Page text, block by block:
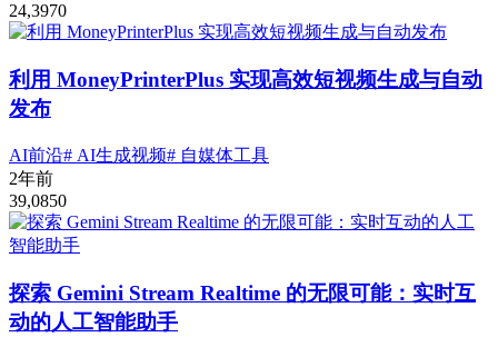
24,3970
利用 MoneyPrinterPlus 实现高效短视频生成与自动
发布
AI前沿# AI生成视频# 自媒体工具
2年前
39,0850
探索 Gemini Stream Realtime 的无限可能：实时互
动的人工智能助手